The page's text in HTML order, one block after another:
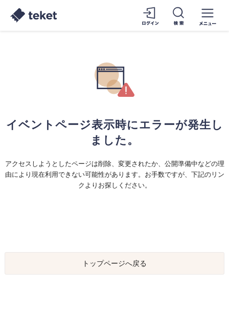
イベントページ表示時にエラーが発生し
ました。
アクセスしようとしたページは削除、変更されたか、公開準備中などの理
由により現在利用できない可能性があります。お手数ですが、下記のリン
クよりお探しください。
トップページへ戻る